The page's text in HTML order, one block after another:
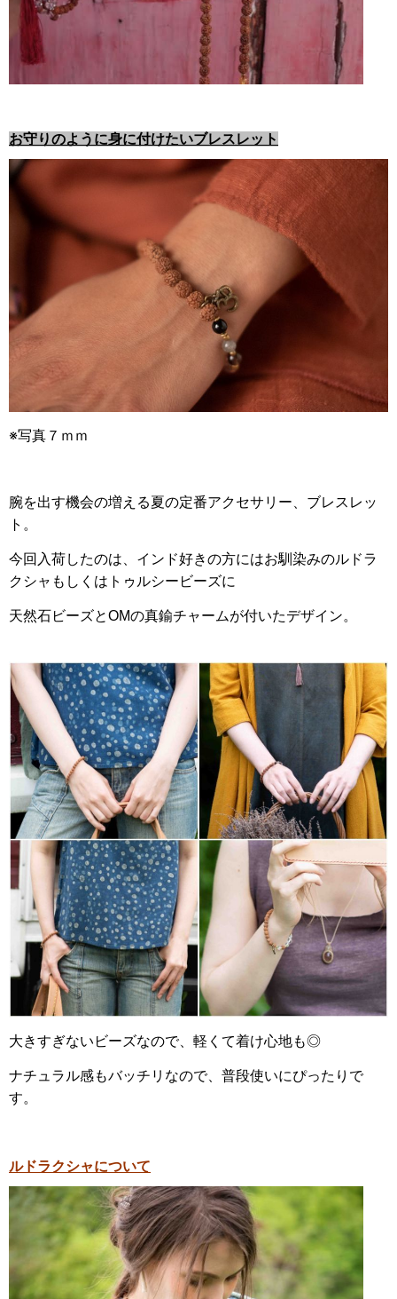
お守りのように身に付けたいブレスレット
※写真７ｍｍ
腕を出す機会の増える夏の定番アクセサリー、ブレスレッ
ト。
今回入荷したのは、インド好きの方にはお馴染みのルドラ
クシャもしくは トゥルシービーズに
天然石ビーズとOMの真鍮チャームが付いたデザイン。
大きすぎないビーズなので、軽くて着け心地も◎
ナチュラル感もバッチリなので、普段使いにぴったりで
す。
ルドラクシャについて